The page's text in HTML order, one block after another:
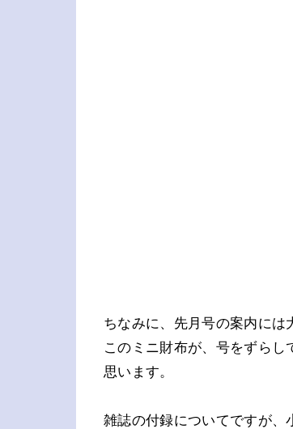
ちなみに、先月号の案内には
このミニ財布が、号をずら
思います。
雑誌の付録についてですが、